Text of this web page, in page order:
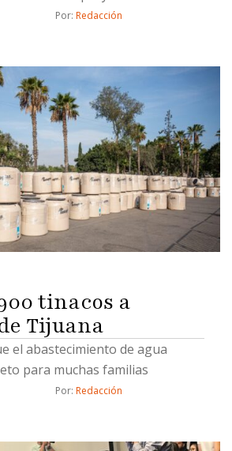
Por: Redacción
tinacos a
Tijuana
el abastecimiento de agua
para muchas familias
Por: Redacción